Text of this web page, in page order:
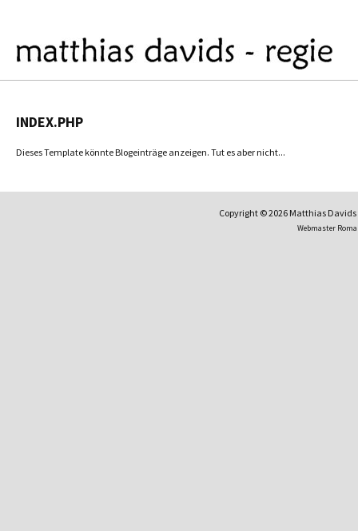
INDEX.PHP
Dieses Template könnte Blogeinträge anzeigen. Tut es aber nicht...
Copyright © 2026 Matthias
Webmaster